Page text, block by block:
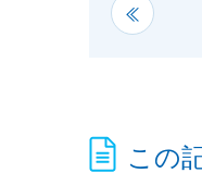
この